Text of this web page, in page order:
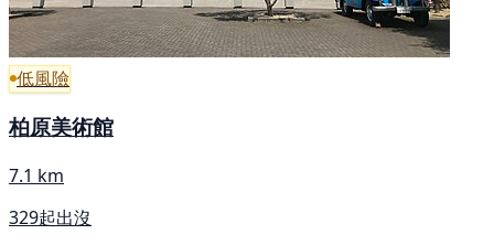
低風險
柏原美術館
7.1 km
329起出沒